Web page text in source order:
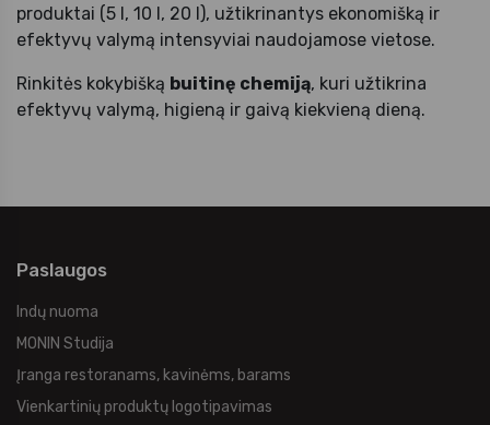
produktai (5 l, 10 l, 20 l), užtikrinantys ekonomišką ir
efektyvų valymą intensyviai naudojamose vietose.
Rinkitės kokybišką buitinę chemiją, kuri užtikrina
efektyvų valymą, higieną ir gaivą kiekvieną dieną.
Paslaugos
Indų nuoma
MONIN Studija
Įranga restoranams, kavinėms, barams
Vienkartinių produktų logotipavimas